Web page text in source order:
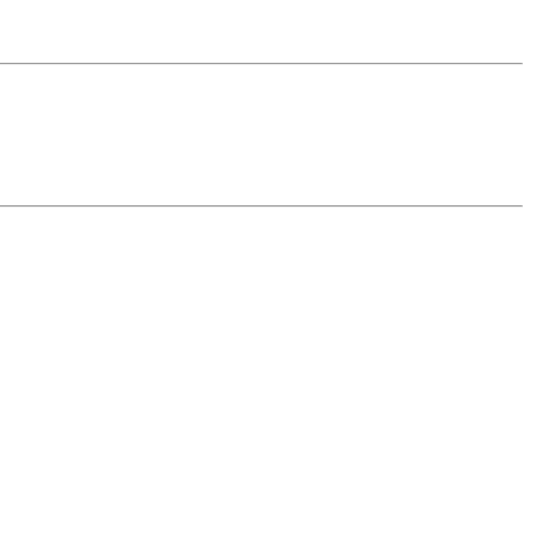
Vipps, Klarna och Google Pay.
debiteras kortet/fakturan.